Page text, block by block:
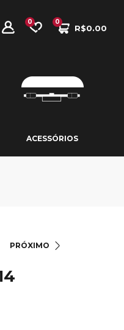
0
R$0.00
0
ACESSÓRIOS
PRÓXIMO